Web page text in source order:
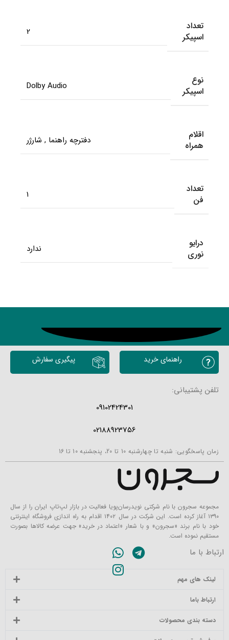
تعداد
اسپیکر
2
نوع
اسپیکر
Dolby Audio
اقلام
همراه
دفترچه راهنما , شارژر
تعداد
فن
1
درایو
نوری
ندارد
محصولات مشابه
راهنمای خرید پیگیری سفارش
تلفن پشتیبانی:
09102424301
02188923756
زمان پاسخگویی: شنبه تا چهارشنبه 10 تا 20، پنجشنبه 10 تا 16
مجموعه سجرون با نام شرکتی نویدرسان‌پویا فعالیت در بازار لپ‌تاپ ایران را از سال
۱۳۹۰ آغاز کرده است. این شرکت در سال ۱۴۰۲ اقدام به راه اندازی فروشگاه اینترنتی
خود با نام برند «سجرون» و با شعار «اعتماد در خرید» جهت عرضه کالاها بصورت
مستقیم نموده است.
ارتباط با ما
لینک های مهم
ارتباط باما
دسته بندی محصولات